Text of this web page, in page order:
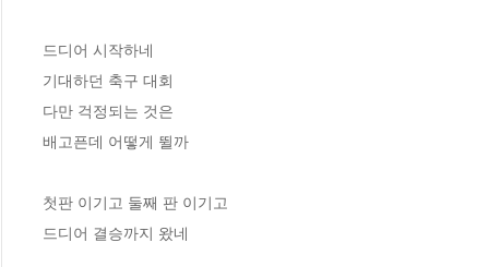
드디어 시작하네
기대하던 축구 대회
다만 걱정되는 것은
배고픈데 어떻게 뛸까
첫판 이기고 둘째 판 이기고
드디어 결승까지 왔네